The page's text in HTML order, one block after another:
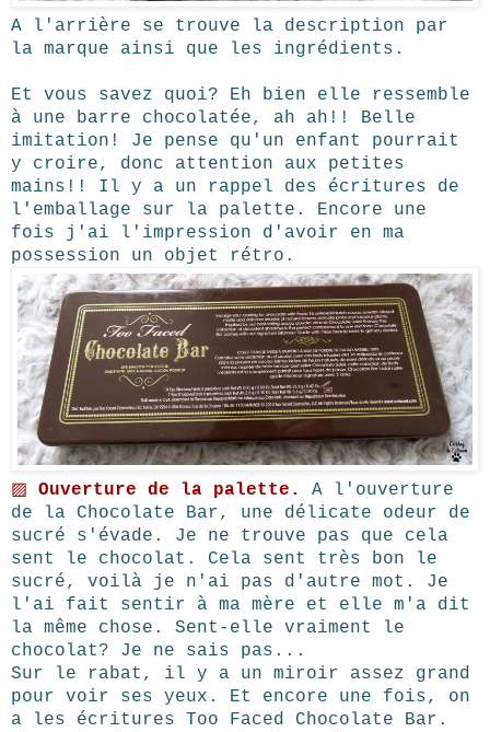
A l'arrière se trouve la description par
la marque ainsi que les ingrédients.
Et vous savez quoi? Eh bien elle ressemble
à une barre chocolatée, ah ah!! Belle
imitation! Je pense qu'un enfant pourrait
y croire, donc attention aux petites
mains!! Il y a un rappel des écritures de
l'emballage sur la palette. Encore une
fois j'ai l'impression d'avoir en ma
possession un objet rétro.
▨ Ouverture de la palette.
A l'ouverture
de la Chocolate Bar, une délicate odeur de
sucré s'évade. Je ne trouve pas que cela
sent le chocolat. Cela sent très bon le
sucré, voilà je n'ai pas d'autre mot. Je
l'ai fait sentir à ma mère et elle m'a dit
la même chose. Sent-elle vraiment le
chocolat? Je ne sais pas...
Sur le rabat, il y a un miroir assez grand
pour voir ses yeux. Et encore une fois, on
a les écritures Too Faced Chocolate Bar.